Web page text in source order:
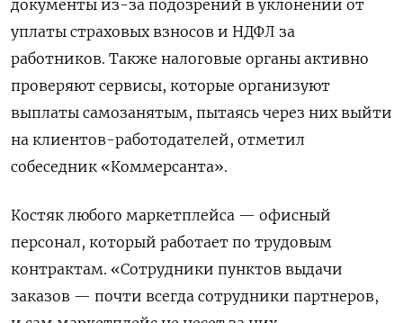
документы из-за подозрений в уклонении от
уплаты страховых взносов и НДФЛ за
работников. Также налоговые органы активно
проверяют сервисы, которые организуют
выплаты самозанятым, пытаясь через них выйти
на клиентов-работодателей, отметил
собеседник «Коммерсанта».
Костяк любого маркетплейса — офисный
персонал, который работает по трудовым
контрактам. «Сотрудники пунктов выдачи
заказов — почти всегда сотрудники партнеров,